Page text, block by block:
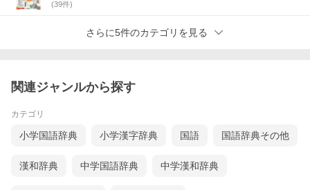
(39件)
さらに5件のカテゴリを見る
関連ジャンルから探す
カテゴリ
小学国語辞典 小学漢字辞典 国語 国語辞典その他
漢和辞典 中学国語辞典 中学漢和辞典